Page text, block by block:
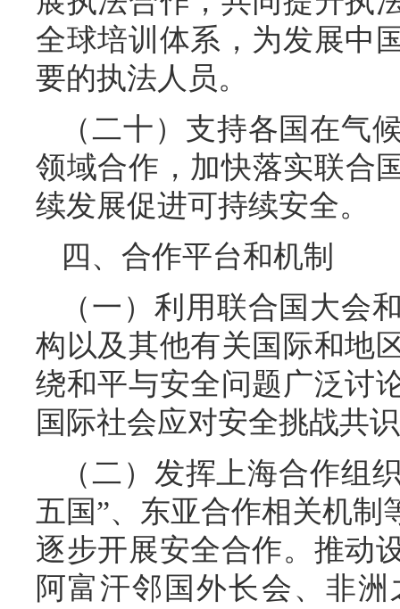
全球培训体系，为发展中
要的执法人员。
（二十）支持各国在气
领域合作，加快落实联合
续发展促进可持续安全。
四、合作平台和机制
（一）利用联合国大会
构以及其他有关国际和地
绕和平与安全问题广泛讨
国际社会应对安全挑战共
（二）发挥上海合作组
五国”、东亚合作相关机
逐步开展安全合作。推动
阿富汗邻国外长会、非